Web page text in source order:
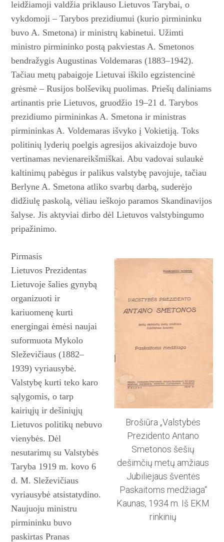
leidžiamoji valdžia priklauso Lietuvos Tarybai, o
vykdomoji – Tarybos prezidiumui (kurio pirmininku
buvo A. Smetona) ir ministrų kabinetui. Užimti
ministro pirmininko postą pakviestas A. Smetonos
bendražygis Augustinas Voldemaras (1883–1942).
Tačiau metų pabaigoje Lietuvai iškilo egzistencinė
grėsmė – Rusijos bolševikų puolimas. Priešų daliniams
artinantis prie Lietuvos, gruodžio 19–21 d. Tarybos
prezidiumo pirmininkas A. Smetona ir ministras
pirmininkas A. Voldemaras išvyko į Vokietiją. Toks
politinių lyderių poelgis agresijos akivaizdoje buvo
vertinamas nevienareikšmiškai. Abu vadovai sulaukė
kaltinimų pabėgus ir palikus valstybę pavojuje, tačiau
Berlyne A. Smetona atliko svarbų darbą, suderėjo
didžiulę paskolą, vėliau ieškojo paramos Skan­dinavijos
šalyse. Jis aktyviai dirbo dėl Lietuvos valstybingumo
pri­pažinimo.
Brošiūra „Valstybės
Prezidento Antano
Smetonos šešių
dešimčių metų amžiaus
Jubiliejaus šventės
Paskaitoms medžiaga“
Kaunas, 1934 m. Iš EKM
rinkinių
Pirmasis
LietuvosPrezidentas
Lietuvoje šalies gynybą
organizuoti ir
kariuomenę kurti
energingai ėmėsi naujai
suformuota Mykolo
Sleževičiaus (1882–
1939) vy­­riausybė.
Valstybę kurti teko karo
sąlygomis, o tarp
kairiųjų ir dešiniųjų
Lietuvos politikų nebuvo
vienybės. Dėl
nesutarimų su Valstybės
Taryba 1919 m. kovo 6
d. M. Sleževičiaus
vyriausybė atsistatydino.
Nau­juoju ministru
pirmininku buvo
paskirtas Pranas